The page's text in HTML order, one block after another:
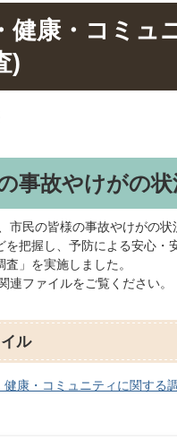
健康・コミュ
)
事故やけがの
市民の皆様の事故やけがの
を把握し、予防による安心・
査」を実施しました。
連ファイルをご覧ください。
ル
健康・コミュニティに関する